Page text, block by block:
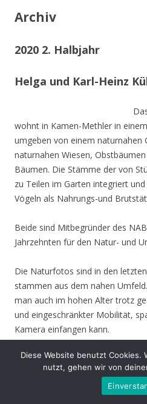
Archiv
2020 2. Halbjahr
Helga und Karl-Heinz
wohnt in Kamen-Methler in
umgeben von einem naturnahen
naturnahen Wiesen,
Bäumen. Die Stämme der von
zu Teilen im Garten integriert
Vögeln als Nahrungs-und
Beide sind Mitbegründer des
Jahrzehnten für den Natur- und
Die Naturfotos sind in den
stammen aus dem nahen
man auch im hohen Alter trotz
und eingeschränkter Mobilität,
Kamera einfangen kann.
Faulbaum
Diese Website benutzt Cookies.
nutzt, gehen wir von